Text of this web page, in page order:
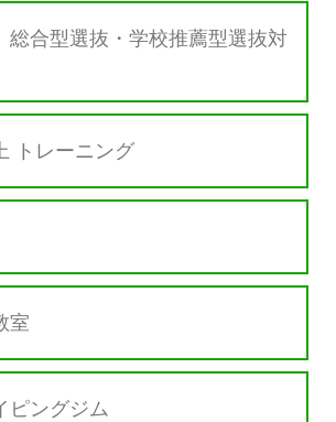
合型選抜・学校推薦型選抜対
トレーニング
室
ピングジム